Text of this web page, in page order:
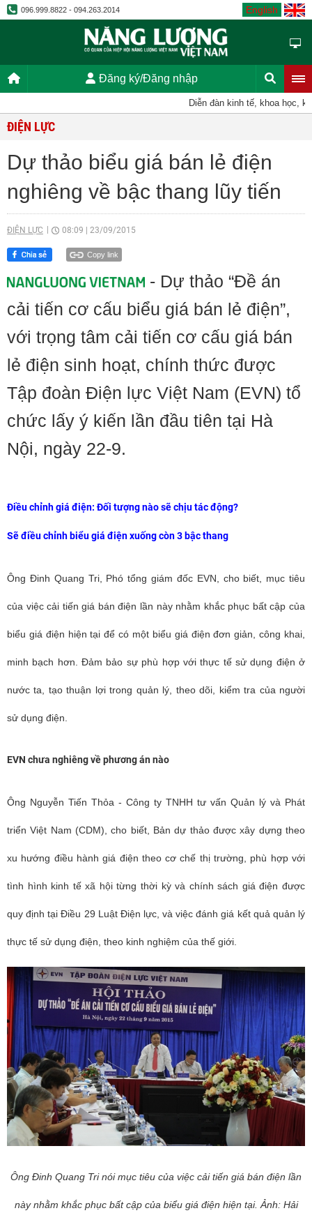
096.999.8822 - 094.263.2014 English
Đăng ký/Đăng nhập
Diễn đàn kinh tế, khoa học, kỹ
ĐIỆN LỰC
Dự thảo biểu giá bán lẻ điện
nghiêng về bậc thang lũy tiến
ĐIỆN LỰC 08:09 23/09/2015
Copy link
- Dự thảo “Đề án
cải tiến cơ cấu biểu giá bán lẻ điện”,
với trọng tâm cải tiến cơ cấu giá bán
lẻ điện sinh hoạt, chính thức được
Tập đoàn Điện lực Việt Nam (EVN) tổ
chức lấy ý kiến lần đầu tiên tại Hà
Nội, ngày 22-9.
Điều chỉnh giá điện: Đối tượng nào sẽ chịu tác động?
Sẽ điều chỉnh biểu giá điện xuống còn 3 bậc thang
Ông Đinh Quang Tri, Phó tổng giám đốc EVN, cho biết, mục tiêu
của việc cải tiến giá bán điện lần này nhằm khắc phục bất cập của
biểu giá điện hiện tại để có một biểu giá điện đơn giản, công khai,
minh bạch hơn. Đảm bảo sự phù hợp với thực tế sử dụng điện ở
nước ta, tạo thuận lợi trong quản lý, theo dõi, kiểm tra của người
sử dụng điện.
EVN chưa nghiêng về phương án nào
Ông Nguyễn Tiến Thỏa - Công ty TNHH tư vấn Quản lý và Phát
triển Việt Nam (CDM), cho biết, Bản dự thảo được xây dựng theo
xu hướng điều hành giá điện theo cơ chế thị trường, phù hợp với
tình hình kinh tế xã hội từng thời kỳ và chính sách giá điện được
quy định tại Điều 29 Luật Điện lực, và việc đánh giá kết quả quản lý
thực tế sử dụng điện, theo kinh nghiệm của thế giới.
Ông Đinh Quang Tri nói mục tiêu của việc cải tiến giá bán điện lần
này nhằm khắc phục bất cập của biểu giá điện hiện tại. Ảnh: Hải